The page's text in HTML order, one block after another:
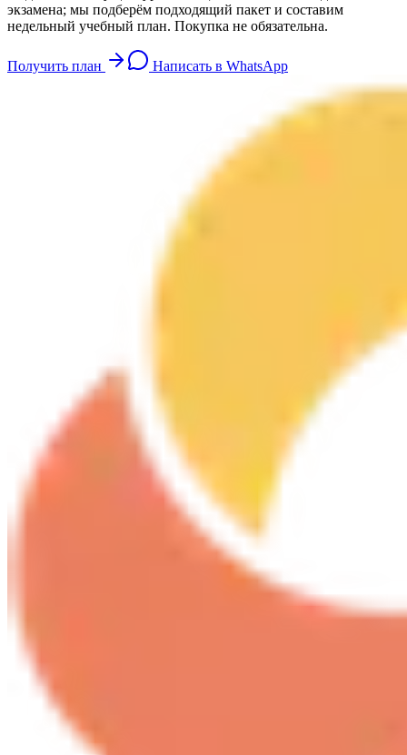
экзамена; мы подберём подходящий пакет и составим
недельный учебный план. Покупка не обязательна.
Получить план Написать в WhatsApp